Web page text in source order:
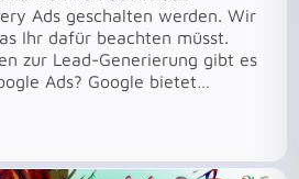
Ads geschalten werden. Wir
Ihr dafür beachten müsst.
zur Lead-Generierung gibt es
Ads? Google bietet…